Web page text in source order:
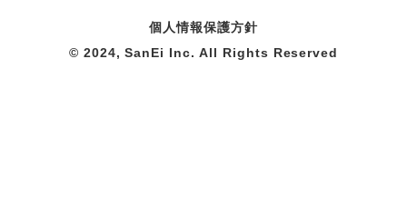
個人情報保護方針
© 2024, SanEi Inc. All Rights Reserved